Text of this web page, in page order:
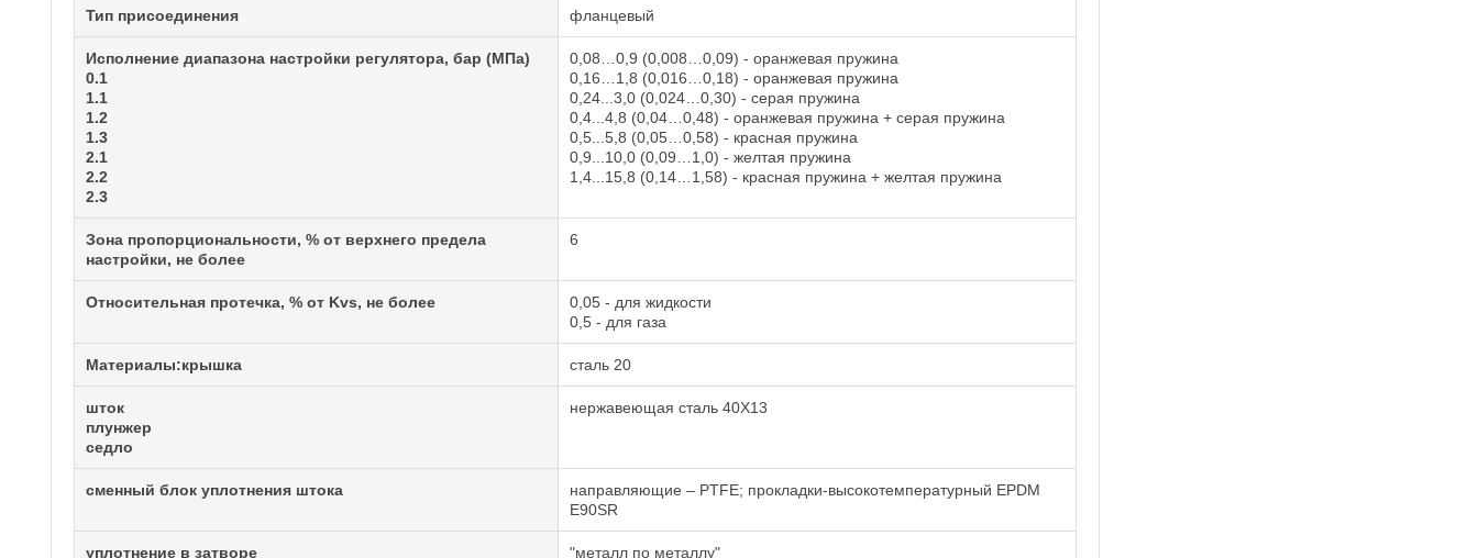
Тип присоединения фланцевый
Исполнение диапазона настройки регулятора, бар (МПа)
0.1
1.1
1.2
1.3
2.1
2.2
2.3
0,08…0,9 (0,008…0,09) - оранжевая пружина
0,16…1,8 (0,016…0,18) - оранжевая пружина
0,24...3,0 (0,024…0,30) - серая пружина
0,4...4,8 (0,04…0,48) - оранжевая пружина + серая пружина
0,5...5,8 (0,05…0,58) - красная пружина
0,9...10,0 (0,09…1,0) - желтая пружина
1,4...15,8 (0,14…1,58) - красная пружина + желтая пружина
Зона пропорциональности, % от верхнего предела
настройки, не более
6
Относительная протечка, % от Kvs, не более
0,05 - для жидкости
0,5 - для газа
Материалы:крышка сталь 20
шток
плунжер
седло
нержавеющая сталь 40Х13
сменный блок уплотнения штока
направляющие – PTFE; прокладки-высокотемпературный EPDM
E90SR
уплотнение в затворе "металл по металлу"